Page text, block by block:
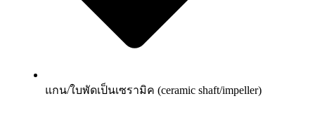
แกน/ใบพัดเป็นเซรามิค (ceramic shaft/impeller)